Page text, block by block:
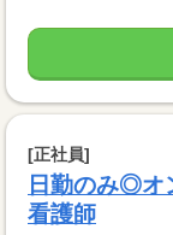
[正社員]
日勤のみ◎
看護師